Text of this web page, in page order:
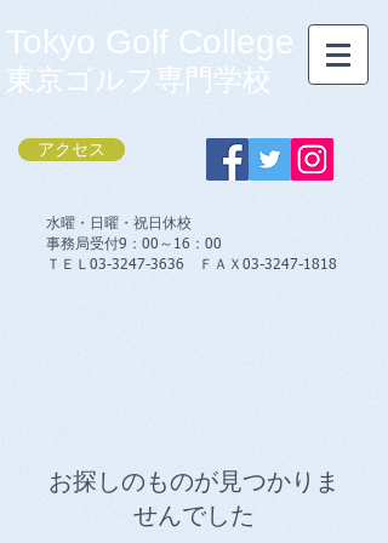
Tokyo Golf College
東京ゴルフ専門学校
アクセス
水曜・日曜・祝日休校
事務局受付9：00～16：00
​ＴＥＬ03-3247-3636 ＦＡＸ03-3247-1818
お探しのものが見つかりま
せんでした